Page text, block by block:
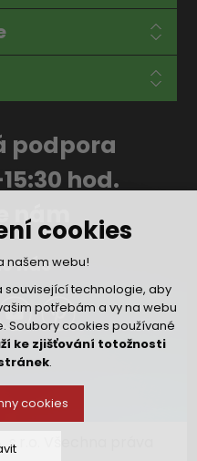
cookies
našem webu!
související technologie, aby
potřebám a vy na webu
Soubory cookies používané
ke zjišťování totožnosti
.
cookies
podpora
hod.
nám
nás
s.r.o. Všechna práva